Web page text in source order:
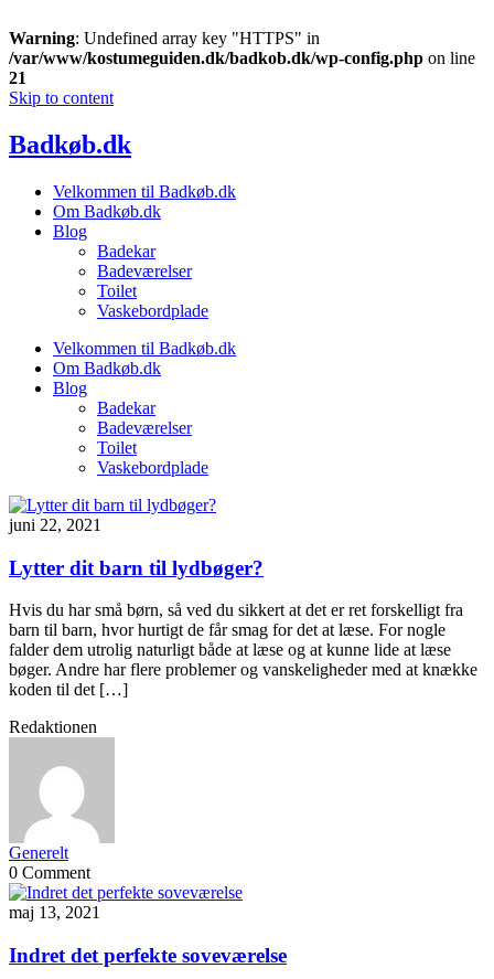
Warning: Undefined array key "HTTPS" in
/var/www/kostumeguiden.dk/badkob.dk/wp-config.php on line
21
Skip to content
Badkøb.dk
Velkommen til Badkøb.dk
Om Badkøb.dk
Blog
Badekar
Badeværelser
Toilet
Vaskebordplade
Velkommen til Badkøb.dk
Om Badkøb.dk
Blog
Badekar
Badeværelser
Toilet
Vaskebordplade
juni 22, 2021
Lytter dit barn til lydbøger?
Hvis du har små børn, så ved du sikkert at det er ret forskelligt fra
barn til barn, hvor hurtigt de får smag for det at læse. For nogle
falder dem utrolig naturligt både at læse og at kunne lide at læse
bøger. Andre har flere problemer og vanskeligheder med at knække
koden til det […]
Redaktionen
Generelt
0 Comment
maj 13, 2021
Indret det perfekte soveværelse